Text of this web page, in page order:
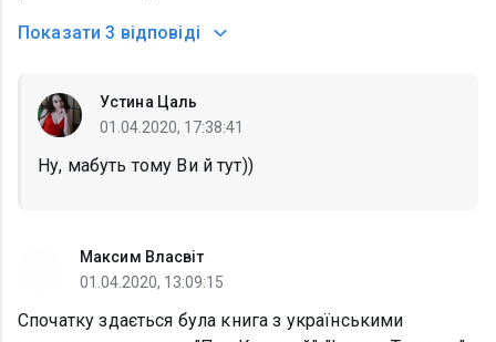
Показати 3 відповіді
Устина Цаль
01.04.2020, 17:38:41
Ну, мабуть тому Ви й тут))
Максим Власвіт
01.04.2020, 13:09:15
Спочатку здається була книга з українськими